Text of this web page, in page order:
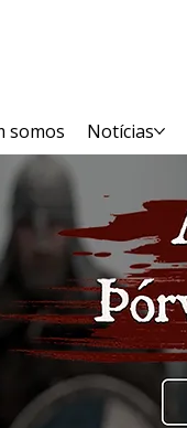
somos Notícias